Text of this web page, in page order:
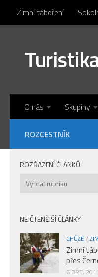
Skip to content
Zimní táboření
O nás Skupiny
ROZCESTNÍK
ROZŘAZENÍ ČLÁNKŮ
Rozřazení
článků
NEJČTENĚJŠÍ ČLÁNKY
CHŮZE/
Zimní
přes
6 BŘE, 2011